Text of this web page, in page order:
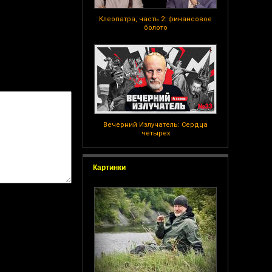
Клеопатра, часть 2: финансовое
болото
Вечерний Излучатель: Сердца
четырех
Картинки